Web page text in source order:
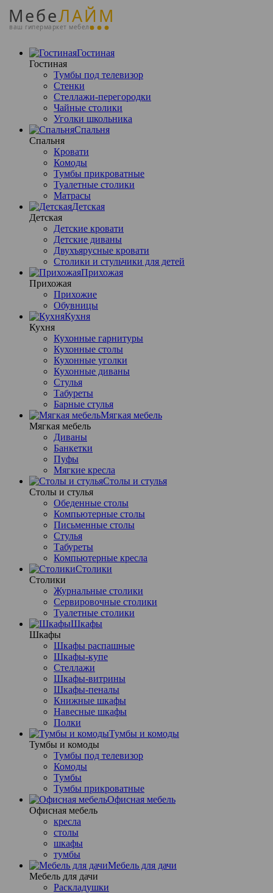
МебеЛАЙМ
ваш гипермаркет мебели
Гостиная
Гостиная
Тумбы под телевизор
Стенки
Стеллажи-перегородки
Чайные столики
Уголки школьника
Спальня
Спальня
Кровати
Комоды
Тумбы прикроватные
Туалетные столики
Матрасы
Детская
Детская
Детские кровати
Детские диваны
Двухъярусные кровати
Столики и стульчики для детей
Прихожая
Прихожая
Прихожие
Обувницы
Кухня
Кухня
Кухонные гарнитуры
Кухонные столы
Кухонные уголки
Кухонные диваны
Стулья
Табуреты
Барные стулья
Мягкая мебель
Мягкая мебель
Диваны
Банкетки
Пуфы
Мягкие кресла
Столы и стулья
Столы и стулья
Обеденные столы
Компьютерные столы
Письменные столы
Стулья
Табуреты
Компьютерные кресла
Столики
Столики
Журнальные столики
Сервировочные столики
Туалетные столики
Шкафы
Шкафы
Шкафы распашные
Шкафы-купе
Стеллажи
Шкафы-витрины
Шкафы-пеналы
Книжные шкафы
Навесные шкафы
Полки
Тумбы и комоды
Тумбы и комоды
Тумбы под телевизор
Комоды
Тумбы
Тумбы прикроватные
Офисная мебель
Офисная мебель
кресла
столы
шкафы
тумбы
Мебель для дачи
Мебель для дачи
Раскладушки